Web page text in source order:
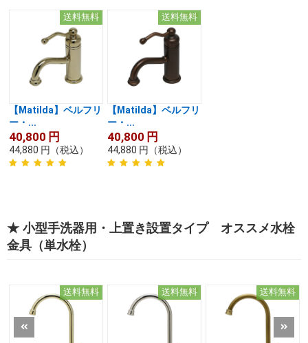
送料無料
【Matilda】ベルフリ
ー・...
40,800 円
44,880 円 （税込）
送料無料
【Matilda】ベルフリ
ー・...
40,800 円
44,880 円 （税込）
★ 小型手洗器用・上置き設置タイプ オススメ水栓
金具（単水栓）
送料無料 送料無料 送料無料